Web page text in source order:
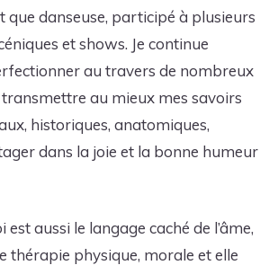
que danseuse, participé à plusieurs
et shows. Je continue
au travers de nombreux
transmettre au mieux mes savoirs
historiques, anatomiques,
dans la joie et la bonne humeur
aussi le langage caché de l’âme,
thérapie physique, morale et elle